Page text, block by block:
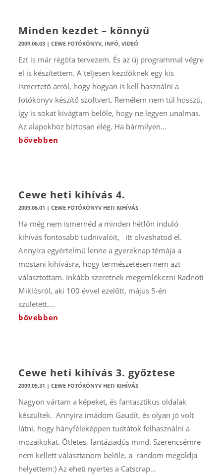
Minden kezdet – könnyű
2009.06.03| CEWE FOTÓKÖNYV, INFÓ VIDEÓ
Ezt is már régóta tervezem. És az új programmal végre
el is készítettem. A teljesen kezdőknek egy kis
ismertető arról, hogy hogyan is kell használni a
fotókönyv készítő szoftvert. Remélem nem túl hosszú,
így is sokat kivágtam belőle, hogy ne legyen unalmas.
Az alapokhoz biztosan elég. Ha bármilyen...
bővebben
Cewe heti kihívás 4.
2009.06.01 | CEWE FOTÓKÖNYV HETI KIHÍVÁS
Ha még nem ismernéd a minden hétfőn induló
kihívás fontosabb tudnivalóit, itt olvashatod el.
Annyira egyértelmű lenne a gyereknap témája a
mostani kihívásra, hogy természetesen nem azt
választottam. Inkább szeretnék megemlékezni Radnóti
Miklósról, aki 100 évvel ezelőtt, május 5-én
született....
bővebben
Cewe heti kihívás 3. győztese
2009.05.31 | CEWE FOTÓKÖNYV HETI KIHÍVÁS
Nagyon vártam a képeket, és fantasztikus oldalak
készültek. Annyira imádom Gaudít, és olyan jó volt
látni, hogy hányféleképpen tudtátok felhasználni a
mozaikokat. Ötletes, fantáziadús mind. Szerencsémre
nem kellett választanom belőle, a random megoldja
helyettem:) Az eheti nyertes a Catscrap...